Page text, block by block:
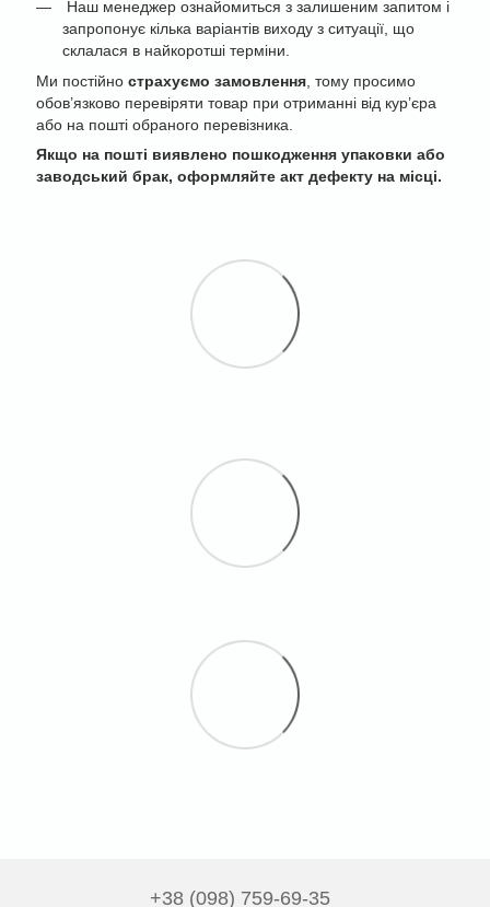
Наш менеджер ознайомиться з залишеним запитом і
запропонує кілька варіантів виходу з ситуації, що
склалася в найкоротші терміни.
Ми постійно страхуємо замовлення, тому просимо
обов’язково перевіряти товар при отриманні від кур’єра
або на пошті обраного перевізника.
Якщо на пошті виявлено пошкодження упаковки або
заводський брак, оформляйте акт дефекту на місці.
+38 (098) 759-69-35